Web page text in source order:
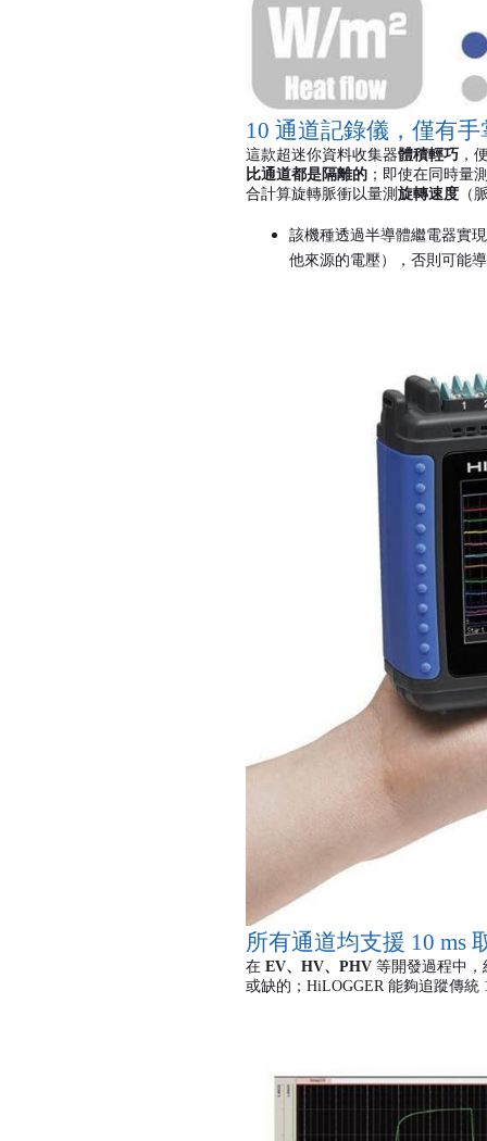
10 通道記錄儀，僅有手
這款超迷你資料收集器體積輕巧 ，
比通道都是隔離的 ；即使在同時量
合計算旋轉脈衝以量測 旋轉速度 （
該機種透過半導體繼電器實
他來源的電壓），否則可能
所有通道均支援 10 ms
在 EV、 HV、 PHV 等開發過程中
或缺的； HiLOGGER 能夠追蹤傳統